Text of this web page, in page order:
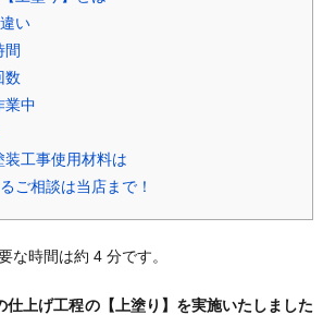
い
間
数
業中
装工事使用材料は
ご相談は当店まで！
な時間は約 4 分です。
仕上げ工程の【上塗り】を実施いたしました